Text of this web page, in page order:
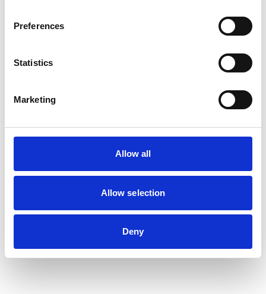
Preferences
Statistics
Marketing
Allow all
Allow selection
Deny